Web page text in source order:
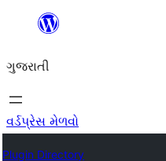
કંટેન્ટ(લખાણ)
જાઓ
ગુજરાતી
વર્ડપ્રેસ મેળવો
Plugin Directory